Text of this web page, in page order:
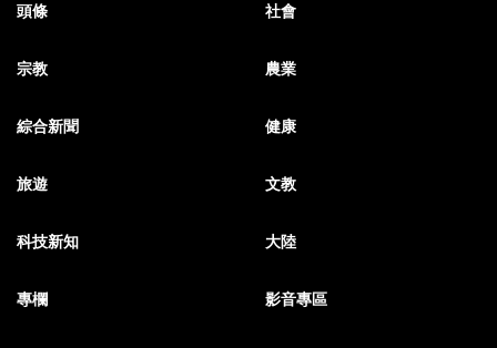
頭條 社會
宗教 農業
綜合新聞 健康
旅遊 文教
科技新知 大陸
專欄 影音專區